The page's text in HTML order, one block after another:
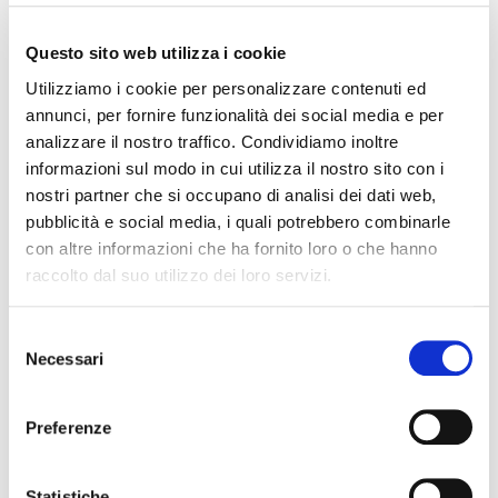
Questo sito web utilizza i cookie
Utilizziamo i cookie per personalizzare contenuti ed
annunci, per fornire funzionalità dei social media e per
analizzare il nostro traffico. Condividiamo inoltre
informazioni sul modo in cui utilizza il nostro sito con i
nostri partner che si occupano di analisi dei dati web,
pubblicità e social media, i quali potrebbero combinarle
con altre informazioni che ha fornito loro o che hanno
raccolto dal suo utilizzo dei loro servizi.
delNecessari
Preferenze
Hotel Helvetia regala ai clienti Lo Skipass
per un soggiorno minimo di 5 notti in mezza
prezzi si intendono a persona al giorno in
mezza pensione. Riduzione bambini in 3 e 4
letto 02-12 anni = 30%, ragazzi/adulti in 3° e